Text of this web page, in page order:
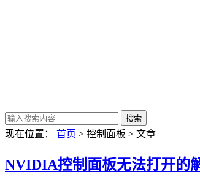
现在位置： 首页 > 控制面板 > 文章
NVIDIA控制面板无法打开的